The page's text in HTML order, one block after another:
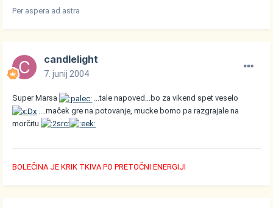
Per aspera ad astra
candlelight
7. junij 2004
Super Marsa
...tale napoved...bo za vikend spet veselo
....maček gre na potovanje, mucke bomo pa razgrajale na
morčitu
BOLEČINA JE KRIK TKIVA PO PRETOČNI ENERGIJI